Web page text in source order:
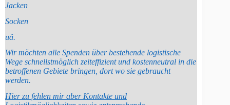
Jacken
Socken
uä.
Wir möchten alle Spenden über bestehende logistische
Wege schnellstmöglich zeiteffizient und kostenneutral in die
betroffenen Gebiete bringen, dort wo sie gebraucht
werden.
Hier zu fehlen mir aber Kontakte und